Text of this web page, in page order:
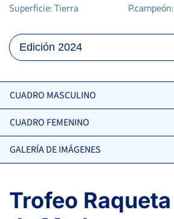
Superficie: Tierra P.campeón:
CUADRO MASCULINO
GIMENO VALERO, C.
CUADRO FEMENINO
GALERÍA DE IMÁGENES
Trofeo Raqueta